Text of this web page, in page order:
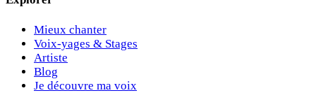
Mieux chanter
Voix-yages & Stages
Artiste
Blog
Je découvre ma voix